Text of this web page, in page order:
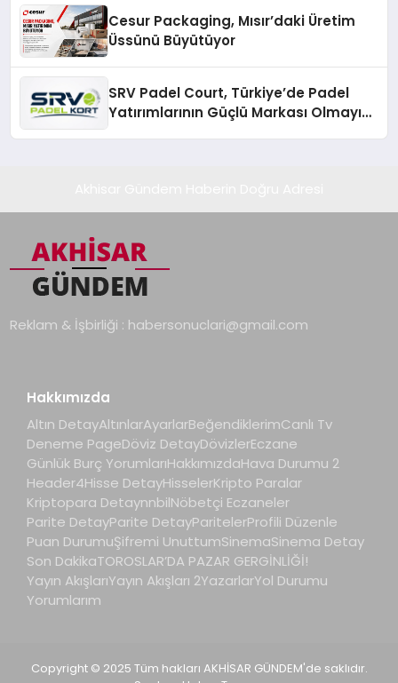
Cesur Packaging, Mısır’daki Üretim
Üssünü Büyütüyor
SRV Padel Court, Türkiye’de Padel
Yatırımlarının Güçlü Markası Olmayı
Reklam & İşbirliği : habersonuclari@gmail.com
Hakkımızda
Altın DetayAltınlarAyarlarBeğendiklerimCanlı Tv
Deneme PageDöviz DetayDövizlerEczane
Günlük Burç YorumlarıHakkımızdaHava Durumu 2
Header4Hisse DetayHisselerKripto Paralar
Kriptopara DetaynnbilNöbetçi Eczaneler
Parite DetayParite DetayParitelerProfili Düzenle
Puan DurumuŞifremi UnuttumSinemaSinema Detay
Son DakikaTOROSLAR’DA PAZAR GERGİNLİĞİ!
Yayın AkışlarıYayın Akışları 2YazarlarYol Durumu
Yorumlarım
Copyright © 2025 Tüm hakları AKHİSAR GÜNDEM'de saklıdır.